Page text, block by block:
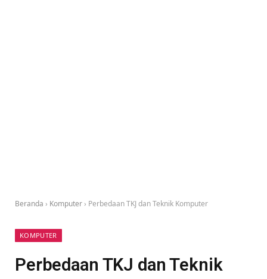
Beranda › Komputer › Perbedaan TKJ dan Teknik Komputer
KOMPUTER
Perbedaan TKJ dan Teknik